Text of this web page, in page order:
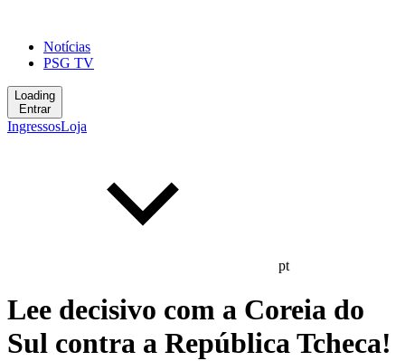
Notícias
PSG TV
Loading
Entrar
IngressosLoja
pt
Lee decisivo com a Coreia do
Sul contra a República Tcheca!